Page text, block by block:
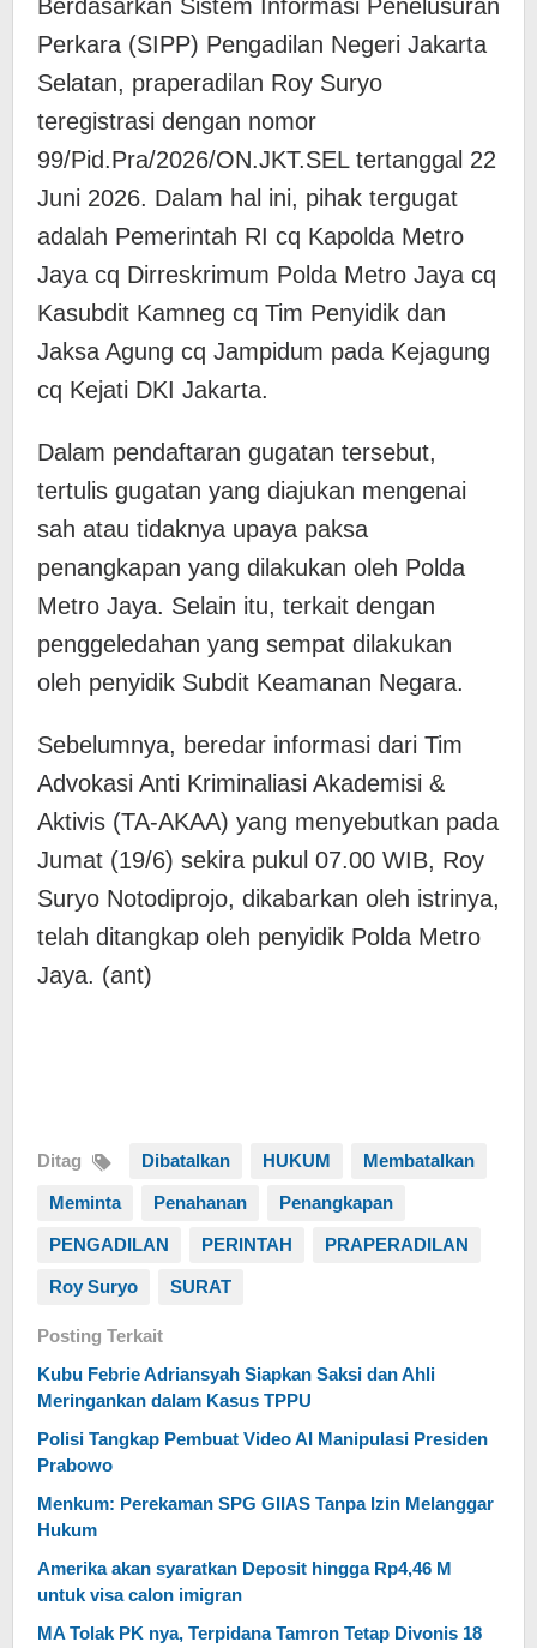
Berdasarkan Sistem Informasi Penelusuran
Perkara (SIPP) Pengadilan Negeri Jakarta
Selatan, praperadilan Roy Suryo
teregistrasi dengan nomor
99/Pid.Pra/2026/ON.JKT.SEL tertanggal 22
Juni 2026. Dalam hal ini, pihak tergugat
adalah Pemerintah RI cq Kapolda Metro
Jaya cq Dirreskrimum Polda Metro Jaya cq
Kasubdit Kamneg cq Tim Penyidik dan
Jaksa Agung cq Jampidum pada Kejagung
cq Kejati DKI Jakarta.
Dalam pendaftaran gugatan tersebut,
tertulis gugatan yang diajukan mengenai
sah atau tidaknya upaya paksa
penangkapan yang dilakukan oleh Polda
Metro Jaya. Selain itu, terkait dengan
penggeledahan yang sempat dilakukan
oleh penyidik Subdit Keamanan Negara.
Sebelumnya, beredar informasi dari Tim
Advokasi Anti Kriminaliasi Akademisi &
Aktivis (TA-AKAA) yang menyebutkan pada
Jumat (19/6) sekira pukul 07.00 WIB, Roy
Suryo Notodiprojo, dikabarkan oleh istrinya,
telah ditangkap oleh penyidik Polda Metro
Jaya. (ant)
Ditag Dibatalkan HUKUM Membatalkan
Meminta Penahanan Penangkapan
PENGADILAN PERINTAH PRAPERADILAN
Roy Suryo SURAT
Posting Terkait
Kubu Febrie Adriansyah Siapkan Saksi dan Ahli
Meringankan dalam Kasus TPPU
Polisi Tangkap Pembuat Video AI Manipulasi Presiden
Prabowo
Menkum: Perekaman SPG GIIAS Tanpa Izin Melanggar
Hukum
Amerika akan syaratkan Deposit hingga Rp4,46 M
untuk visa calon imigran
MA Tolak PK nya, Terpidana Tamron Tetap Divonis 18